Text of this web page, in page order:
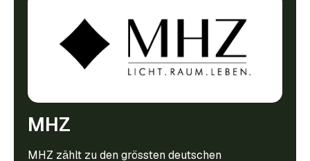
MHZ
MHZ zählt zu den grössten deutschen